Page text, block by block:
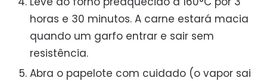
horas e 30 minutos. A carne estará macia
quando um garfo entrar e sair sem
resistência.
Abra o papelote com cuidado (o vapor sai